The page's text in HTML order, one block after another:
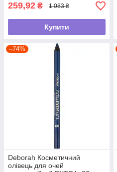
259,92 ₴ 1 083 ₴
Купити
–74%
Deborah Косметичний
олівець для очей